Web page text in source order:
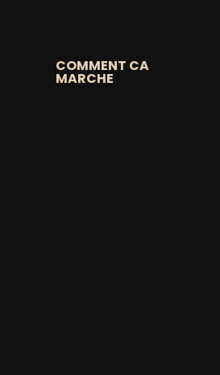
COMMENT CA
MARCHE